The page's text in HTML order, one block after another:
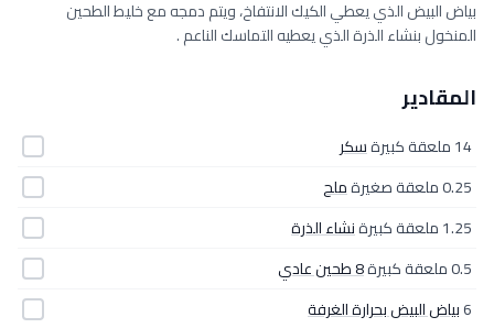
بياض البيض الذي يعطي الكيك الانتفاخ، ويتم دمجه مع خليط الطحين
المنخول بنشاء الذرة الذي يعطيه التماسك الناعم .
المقادير
14 ملعقة كبيرة
سكر
0.25 ملعقة صغيرة
ملح
1.25 ملعقة كبيرة
نشاء الذرة
0.5 ملعقة كبيرة
8 طحين عادي
6بياض البيض بحرارة الغرفة